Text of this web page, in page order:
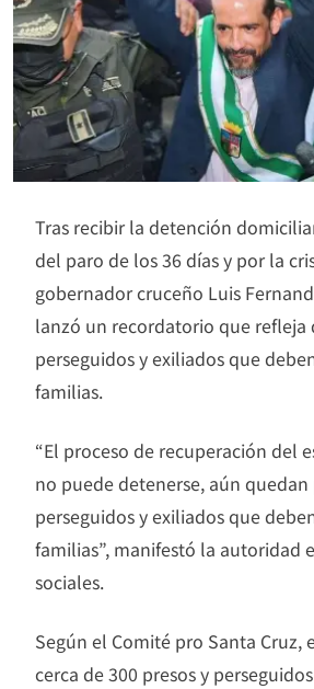
Tras recibir la detención
del paro de los 36 días y por la
gobernador cruceño Luis
lanzó un recordatorio que refleja
perseguidos y exiliados que
familias.
“El proceso de recuperación del
no puede detenerse, aún
perseguidos y exiliados que
familias”, manifestó la autoridad
sociales.
Según el Comité pro Santa Cruz,
cerca de 300 presos y